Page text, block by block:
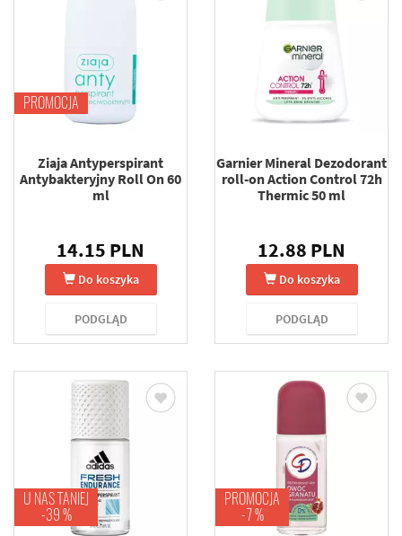
PROMOCJA
Ziaja Antyperspirant
Antybakteryjny Roll On 60
ml
14.15 PLN
Do koszyka
PODGLĄD
Garnier Mineral Dezodorant
roll-on Action Control 72h
Thermic 50 ml
12.88 PLN
Do koszyka
PODGLĄD
U NAS TANIEJ
-39 %
PROMOCJA
-7 %